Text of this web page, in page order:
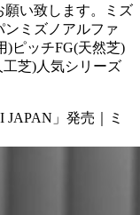
願い致します。ミズ
ンミズノアルファ
)ピッチFG(天然芝)
芝)人気シリーズ